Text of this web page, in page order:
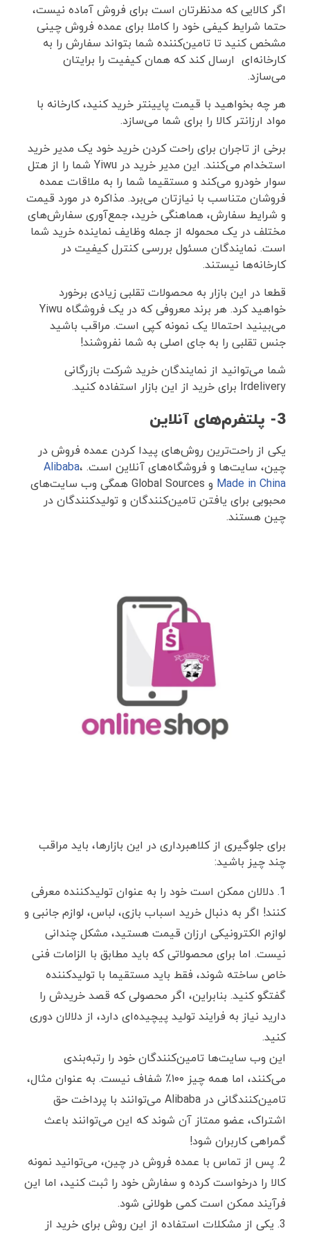
اگر کالایی که مدنظرتان است برای فروش آماده نیست،
حتما شرایط کیفی خود را کاملا برای عمده فروش چینی
مشخص کنید تا تامین‌کننده شما بتواند سفارش را به
کارخانه‌ای ارسال کند که همان کیفیت را برایتان
می‌سازد.
هر چه بخواهید با قیمت پایینتر خرید کنید، کارخانه با
مواد ارزانتر کالا را برای شما می‌سازد.
برخی از تاجران برای راحت کردن خرید خود یک مدیر خرید
استخدام می‌کنند. این مدیر خرید در Yiwu شما را از هتل
سوار خودرو می‌کند و مستقیما شما را به ملاقات عمده
فروشان متناسب با نیازتان می‌برد. مذاکره در مورد قیمت
و شرایط سفارش، هماهنگی خرید، جمع‌آوری سفارش‌های
مختلف در یک محموله از جمله وظایف نماینده خرید شما
است. نمایندگان مسئول بررسی کنترل کیفیت در
کارخانه‌ها نیستند.
قطعا در این بازار به محصولات تقلبی زیادی برخورد
خواهید کرد. هر برند معروفی که در یک فروشگاه Yiwu
می‌بینید احتمالا یک نمونه کپی است. مراقب باشید
جنس تقلبی را به جای اصلی به شما نفروشند!
شما می‌توانید از نمایندگان خرید شرکت بازرگانی
Irdelivery برای خرید از این بازار استفاده کنید.
3- پلتفرم‌های آنلاین
یکی از راحت‌ترین روش‌های پیدا کردن عمده فروش در
چین، سایت‌ها و فروشگاه‌های آنلاین است. Alibaba،
Made in China
و Global Sources همگی وب سایت‌های
محبوبی برای یافتن تامین‌کنندگان و تولیدکنندگان در
چین هستند.
برای جلوگیری از کلاهبرداری در این بازار‌ها، باید مراقب
چند چیز باشید:
دلالان ممکن است خود را به عنوان تولید‌کننده معرفی
کنند! اگر به دنبال خرید اسباب بازی، لباس، لوازم جانبی و
لوازم الکترونیکی ارزان قیمت هستید، مشکل چندانی
نیست. اما برای محصولاتی که باید مطابق با الزامات فنی
خاص ساخته شوند، فقط باید مستقیما با تولیدکننده
گفتگو کنید. بنابراین، اگر محصولی که قصد خریدش را
دارید نیاز به فرایند تولید پیچیده‌ای دارد، از دلالان دوری
کنید.
این وب سایت‌ها تامین‌کنندگان خود را رتبه‌بندی
می‌کنند، اما همه چیز ۱۰۰٪ شفاف نیست. به عنوان مثال،
تامین‌کنندگانی در Alibaba می‌توانند با پرداخت حق
اشتراک، عضو ممتاز آن شوند که این می‌توانند باعث
گمراهی کاربران شود!
پس از تماس با عمده فروش در چین، می‌توانید نمونه
کالا را درخواست کرده و سفارش خود را ثبت کنید، اما این
فرآیند ممکن است کمی طولانی شود.
یکی از مشکلات استفاده از این روش برای خرید از